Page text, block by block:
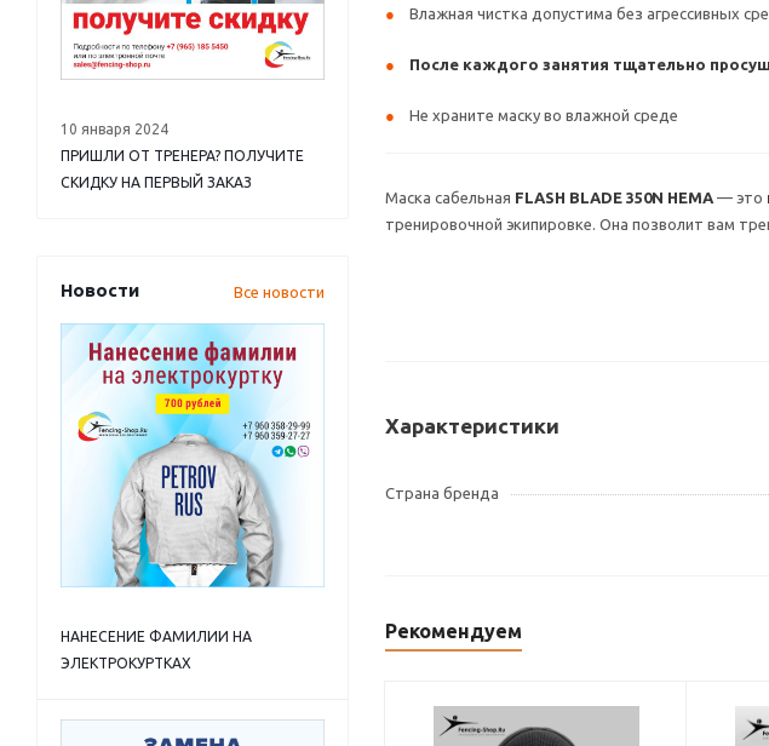
Влажная чистка допустима без агрессивных
После каждого занятия тщательно
Не храните маску во влажной среде
Маска сабельная FLASH BLADE 350N HEMA — это
тренировочной экипировке. Она позволит вам
Характеристики
Страна бренда
Рекомендуем
10 января 2024
ПРИШЛИ ОТ ТРЕНЕРА? ПОЛУЧИТЕ
СКИДКУ НА ПЕРВЫЙ ЗАКАЗ
Новости Все новости
НАНЕСЕНИЕ ФАМИЛИИ НА
ЭЛЕКТРОКУРТКАХ